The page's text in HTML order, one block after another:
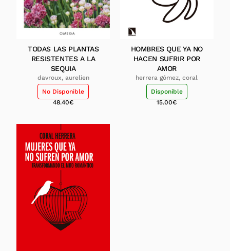
TODAS LAS PLANTAS
RESISTENTES A LA
SEQUIA
davroux, aurelien
No Disponible
48.40€
HOMBRES QUE YA NO
HACEN SUFRIR POR
AMOR
herrera gómez, coral
Disponible
15.00€